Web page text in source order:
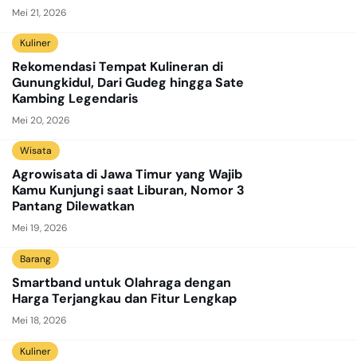
Mei 21, 2026
Kuliner
Rekomendasi Tempat Kulineran di
Gunungkidul, Dari Gudeg hingga Sate
Kambing Legendaris
Mei 20, 2026
Wisata
Agrowisata di Jawa Timur yang Wajib
Kamu Kunjungi saat Liburan, Nomor 3
Pantang Dilewatkan
Mei 19, 2026
Barang
Smartband untuk Olahraga dengan
Harga Terjangkau dan Fitur Lengkap
Mei 18, 2026
Kuliner